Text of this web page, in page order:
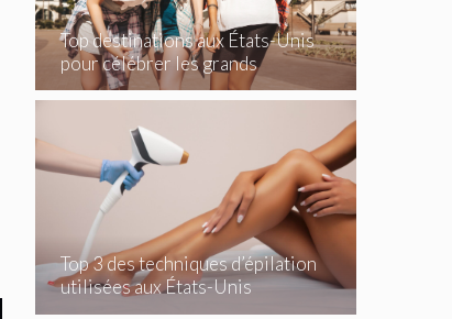
Top destinations aux États-Unis
pour célébrer les grands
événements
Top 3 des techniques d’épilation
utilisées aux États-Unis